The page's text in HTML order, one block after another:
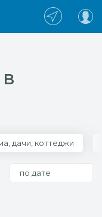
дачи, коттеджи
по дате